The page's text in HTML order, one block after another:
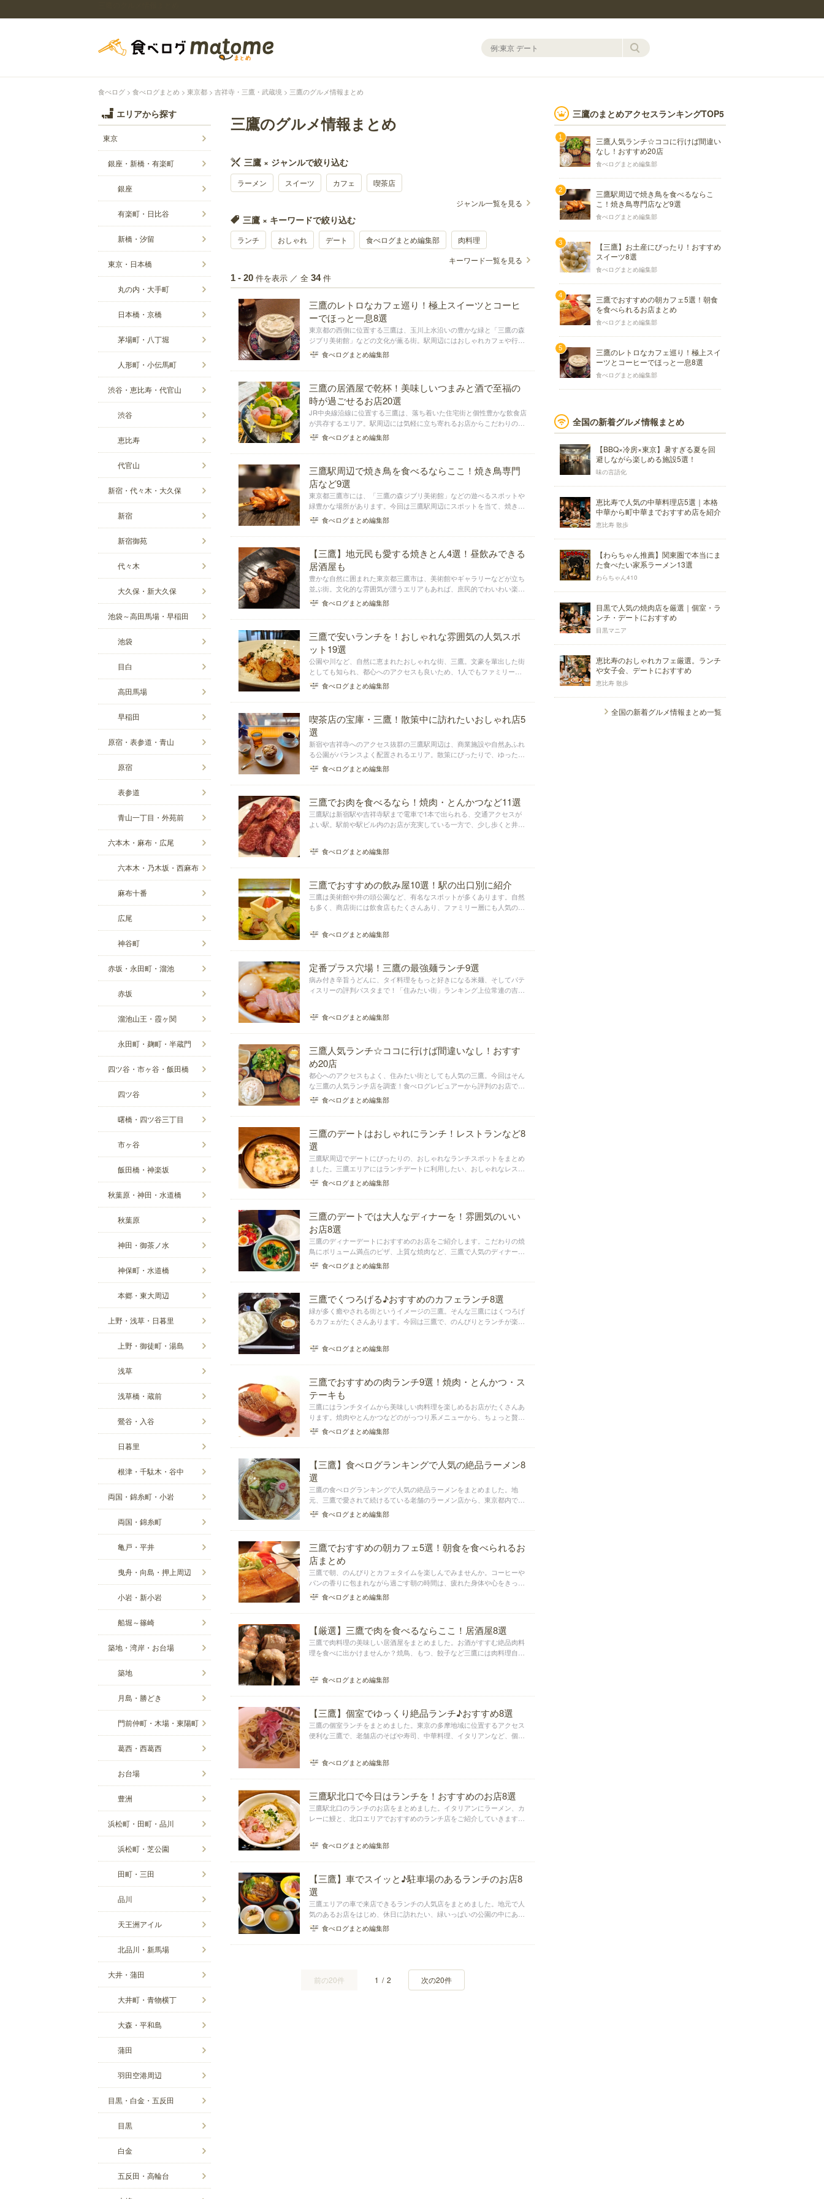
食べログ 食べログまとめ 東京都 吉祥寺・三鷹・武蔵境 三鷹のグルメ情報まとめ
エリアから探す
東京
銀座・新橋・有楽町
銀座
有楽町・日比谷
新橋・汐留
東京・日本橋
丸の内・大手町
日本橋・京橋
茅場町・八丁堀
人形町・小伝馬町
渋谷・恵比寿・代官山
渋谷
恵比寿
代官山
新宿・代々木・大久保
新宿
新宿御苑
代々木
大久保・新大久保
池袋～高田馬場・早稲田
池袋
目白
高田馬場
早稲田
原宿・表参道・青山
原宿
表参道
青山一丁目・外苑前
六本木・麻布・広尾
六本木・乃木坂・西麻布
麻布十番
広尾
神谷町
赤坂・永田町・溜池
赤坂
溜池山王・霞ヶ関
永田町・麹町・半蔵門
四ツ谷・市ヶ谷・飯田橋
四ツ谷
曙橋・四ツ谷三丁目
市ヶ谷
飯田橋・神楽坂
秋葉原・神田・水道橋
秋葉原
神田・御茶ノ水
神保町・水道橋
本郷・東大周辺
上野・浅草・日暮里
上野・御徒町・湯島
浅草
浅草橋・蔵前
鶯谷・入谷
日暮里
根津・千駄木・谷中
両国・錦糸町・小岩
両国・錦糸町
亀戸・平井
曳舟・向島・押上周辺
小岩・新小岩
船堀～篠崎
築地・湾岸・お台場
築地
月島・勝どき
門前仲町・木場・東陽町
葛西・西葛西
お台場
豊洲
浜松町・田町・品川
浜松町・芝公園
田町・三田
品川
天王洲アイル
北品川・新馬場
大井・蒲田
大井町・青物横丁
大森・平和島
蒲田
羽田空港周辺
目黒・白金・五反田
目黒
白金
五反田・高輪台
三鷹のグルメ情報まとめ
三鷹 × ジャンルで絞り込む
ラーメン スイーツ カフェ
喫茶店
ジャンル一覧を見る
三鷹 × キーワードで絞り込む
ランチ おしゃれ デート 食べログまとめ編集部
肉料理
キーワード一覧を見る
1 - 20 件を表示 ／ 全 34件
三鷹のレトロなカフェ巡り！極上スイーツとコーヒ
ーでほっと一息8選
東京都の西側に位置する三鷹は、玉川上水沿いの豊かな緑と「三鷹の森
ジブリ美術館」などの文化が薫る街。駅周辺にはおしゃれカフェや行列
のできるラーメン激戦区がある他、多彩なジャンルの飲食店があり、住
みたい街としても人気です。今回の記事では、その三鷹エリアでゆった
りと過ごせるレトロ...
食べログまとめ編集部
三鷹の居酒屋で乾杯！美味しいつまみと酒で至福の
時が過ごせるお店20選
JR中央線沿線に位置する三鷹は、落ち着いた住宅街と個性豊かな飲食店
が共存するエリア。駅周辺には気軽に立ち寄れるお店からこだわりの料
理が楽しめるお店まで、さまざまな居酒屋が揃っています。今回は、三
鷹でおすすめの居酒屋をまとめました。
食べログまとめ編集部
三鷹駅周辺で焼き鳥を食べるならここ！焼き鳥専門
店など9選
東京都三鷹市には、「三鷹の森ジブリ美術館」などの遊べるスポットや
緑豊かな場所があります。今回は三鷹駅周辺にスポットを当て、焼き鳥
のおすすめ店をまとめました。焼き鳥専門店はもちろん、鶏料理も食べ
られる居酒屋や財布に優しいお店も登場します！
食べログまとめ編集部
【三鷹】地元民も愛する焼きとん4選！昼飲みできる
居酒屋も
豊かな自然に囲まれた東京都三鷹市は、美術館やギャラリーなどが立ち
並ぶ街。文化的な雰囲気が漂うエリアもあれば、庶民的でわいわい楽し
める居酒屋が軒を連ねるエリアもあります。今回は、そんな三鷹の中
心・三鷹駅周辺にある、焼きとんが楽しめるお店をまとめました。夜と
お昼の利用時間帯に分...
食べログまとめ編集部
三鷹で安いランチを！おしゃれな雰囲気の人気スポ
ット19選
公園や川など、自然に恵まれたおしゃれな街、三鷹。文豪を輩出した街
としても知られ、都心へのアクセスも良いため、1人でもファミリーで
も住みやすい街だと言われています。飲食店も豊富ですが、今回はその
中から、安い価格で味わえるランチスポットをまとめました。三鷹での
ランチの参考にして...
食べログまとめ編集部
喫茶店の宝庫・三鷹！散策中に訪れたいおしゃれ店5
選
新宿や吉祥寺へのアクセス抜群の三鷹駅周辺は、商業施設や自然あふれ
る公園がバランスよく配置されるエリア。散策にぴったりで、ゆったり
と休憩できる喫茶店が多いんですよ。この記事では、駅周辺の喫茶店を
エリア別にまとめました。
食べログまとめ編集部
三鷹でお肉を食べるなら！焼肉・とんかつなど11選
三鷹駅は新宿駅や吉祥寺駅まで電車で1本で出られる、交通アクセスが
よい駅。駅前や駅ビル内のお店が充実している一方で、少し歩くと井の
お店をまとめました。
食べログまとめ編集部
三鷹でおすすめの飲み屋10選！駅の出口別に紹介
三鷹は美術館や井の頭公園など、有名なスポットが多くあります。自然
も多く、商店街には飲食店もたくさんあり、ファミリー層にも人気の街
食べログまとめ編集部
定番プラス穴場！三鷹の最強麺ランチ9選
病み付き辛旨うどんに、タイ料理をもっと好きになる米麺、そしてパテ
ィスリーの評判パスタまで！「住みたい街」ランキング上位常連の吉祥
食べログまとめ編集部
三鷹人気ランチ☆ココに行けば間違いなし！おすす
め20店
都心へのアクセスもよく、住みたい街としても人気の三鷹。今回はそん
な三鷹の人気ランチ店を調査！食べログレビュアーから評判のお店で、
美味しいランチを食べてみませんか？パスタ、とんかつ、焼肉、中華と
バラエティ豊富なので、今日の気分で選んでみてください。
食べログまとめ編集部
三鷹のデートはおしゃれにランチ！レストランなど8
選
三鷹駅周辺でデートにぴったりの、おしゃれなランチスポットをまとめ
ました。三鷹エリアにはランチデートに利用したい、おしゃれなレスト
ランが集まっています。イタリアン、韓国料理店、マイルドなタイカレ
ー店など、さまざまなジャンルのランチを楽しみましょう。
食べログまとめ編集部
三鷹のデートでは大人なディナーを！雰囲気のいい
お店8選
三鷹のディナーデートにおすすめのお店をご紹介します。こだわりの焼
鳥にボリューム満点のピザ、上質な焼肉など、三鷹で人気のディナーを
デートで堪能しましょう。味も雰囲気もよく、大人のディナーデートを
楽しめるお店ばかり。特別な日に利用したい、個室やコース料理もあり
ますよ。ぜひチェッ...
食べログまとめ編集部
三鷹でくつろげる♪おすすめのカフェランチ8選
緑が多く癒やされる街というイメージの三鷹。そんな三鷹にはくつろげ
るカフェがたくさんあります。今回は三鷹で、のんびりとランチが楽し
カフェで楽しんでく...
食べログまとめ編集部
三鷹でおすすめの肉ランチ9選！焼肉・とんかつ・ス
テーキも
三鷹にはランチタイムから美味しい肉料理を楽しめるお店がたくさんあ
ります。焼肉やとんかつなどのがっつり系メニューから、ちょっと贅沢
なステーキまでジャンルもさまざま！その日の気分に合わせた幅広い肉
料理をリーズナブルな価格で楽しむことができます。三鷹でおすすめし
たい肉ランチのお店...
食べログまとめ編集部
【三鷹】食べログランキングで人気の絶品ラーメン8
選
三鷹の食べログランキングで人気の絶品ラーメンをまとめました。地
元、三鷹で愛されて続けるている老舗のラーメン店から、東京都内でも
トップクラスの魚介豚骨ラーメンを楽しめるお店まで、バラエティに富
んでいます。ぜひ参考にしてあなた好みのラーメンを発見してみてくだ
さい。
食べログまとめ編集部
三鷹でおすすめの朝カフェ5選！朝食を食べられるお
店まとめ
三鷹で朝、のんびりとカフェタイムを楽しんでみませんか。コーヒーや
パンの香りに包まれながら過ごす朝の時間は、疲れた身体や心をきっと
癒してくれるはず。今回は朝食も食べることができる、三鷹でおすすめ
の朝カフェをまとめました。
食べログまとめ編集部
【厳選】三鷹で肉を食べるならここ！居酒屋8選
三鷹で肉料理の美味しい居酒屋をまとめました。お酒がすすむ絶品肉料
理を食べに出かけませんか？焼鳥、もつ、餃子など三鷹には肉料理自慢
食べログまとめ編集部
【三鷹】個室でゆっくり絶品ランチ♪おすすめ8選
三鷹の個室ランチをまとめました。東京の多摩地域に位置するアクセス
便利な三鷹で、老舗店のそばや寿司、中華料理、イタリアンなど、個室
食べログまとめ編集部
三鷹駅北口で今日はランチを！おすすめのお店8選
三鷹駅北口のランチのお店をまとめました。イタリアンにラーメン、カ
レーに鰻と、北口エリアでおすすめのランチ店をご紹介していきます。
食べログまとめ編集部
【三鷹】車でスイッと♪駐車場のあるランチのお店8
選
三鷹エリアの車で来店できるランチの人気店をまとめました。地元で人
気のあるお店をはじめ、休日に訪れたい、緑いっぱいの公園の中にある
エスニックランチが楽しめるお店などをピックアップしました。女子会
や会食ランチにおすすめのお店もあるので、車で立ち寄りたいですね。
食べログまとめ編集部
前の20件 1 / 2 次の20件
三鷹のまとめアクセスランキングTOP5
三鷹人気ランチ☆ココに行けば間違い
なし！おすすめ20店
食べログまとめ編集部
三鷹駅周辺で焼き鳥を食べるならこ
こ！焼き鳥専門店など9選
食べログまとめ編集部
【三鷹】お土産にぴったり！おすすめ
スイーツ8選
食べログまとめ編集部
三鷹でおすすめの朝カフェ5選！朝食
を食べられるお店まとめ
食べログまとめ編集部
三鷹のレトロなカフェ巡り！極上スイ
ーツとコーヒーでほっと一息8選
食べログまとめ編集部
全国の新着グルメ情報まとめ
【BBQ×冷房×東京】暑すぎる夏を回
避しながら楽しめる施設5選！
味の言語化
恵比寿で人気の中華料理店5選｜本格
中華から町中華までおすすめ店を紹介
恵比寿 散歩
【わらちゃん推薦】関東圏で本当にま
た食べたい家系ラーメン13選
わらちゃん410
目黒で人気の焼肉店を厳選｜個室・ラ
ンチ・デートにおすすめ
目黒マニア
恵比寿のおしゃれカフェ厳選。ランチ
や女子会、デートにおすすめ
恵比寿 散歩
全国の新着グルメ情報まとめ一覧